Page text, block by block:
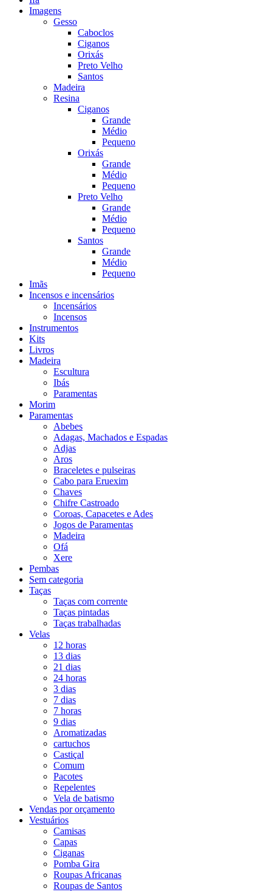
Imagens
Gesso
Caboclos
Ciganos
Orixás
Preto Velho
Santos
Madeira
Resina
Ciganos
Grande
Médio
Pequeno
Orixás
Grande
Médio
Pequeno
Preto Velho
Grande
Médio
Pequeno
Santos
Grande
Médio
Pequeno
Imãs
Incensos e incensários
Incensários
Incensos
Instrumentos
Kits
Livros
Madeira
Escultura
Ibás
Paramentas
Morim
Paramentas
Abebes
Adagas, Machados e Espadas
Adjas
Aros
Braceletes e pulseiras
Cabo para Eruexim
Chaves
Chifre Castroado
Coroas, Capacetes e Ades
Jogos de Paramentas
Madeira
Ofá
Xere
Pembas
Sem categoria
Taças
Taças com corrente
Taças pintadas
Taças trabalhadas
Velas
12 horas
13 dias
21 dias
24 horas
3 dias
7 dias
7 horas
9 dias
Aromatizadas
cartuchos
Castiçal
Comum
Pacotes
Repelentes
Vela de batismo
Vendas por orçamento
Vestuários
Camisas
Capas
Ciganas
Pomba Gira
Roupas Africanas
Roupas de Santos